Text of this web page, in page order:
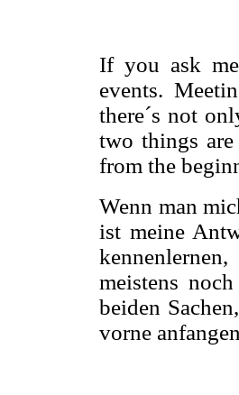
If you ask
events.
there´s not
two things
from the
Wenn man
ist meine
meistens
beiden
vorne